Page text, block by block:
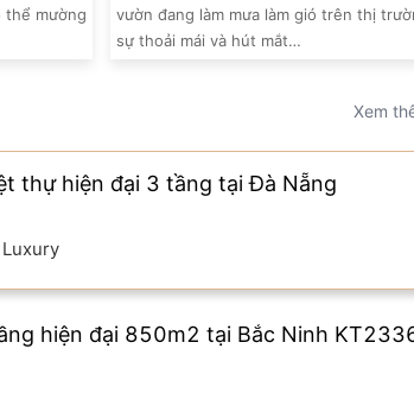
thể mường
vườn đang làm mưa làm gió trên thị
sự thoải mái và hút mắt…
Xem
thự hiện đại 3 tầng tại Đà Nẵng
hiện đại 850m2 tại Bắc Ninh